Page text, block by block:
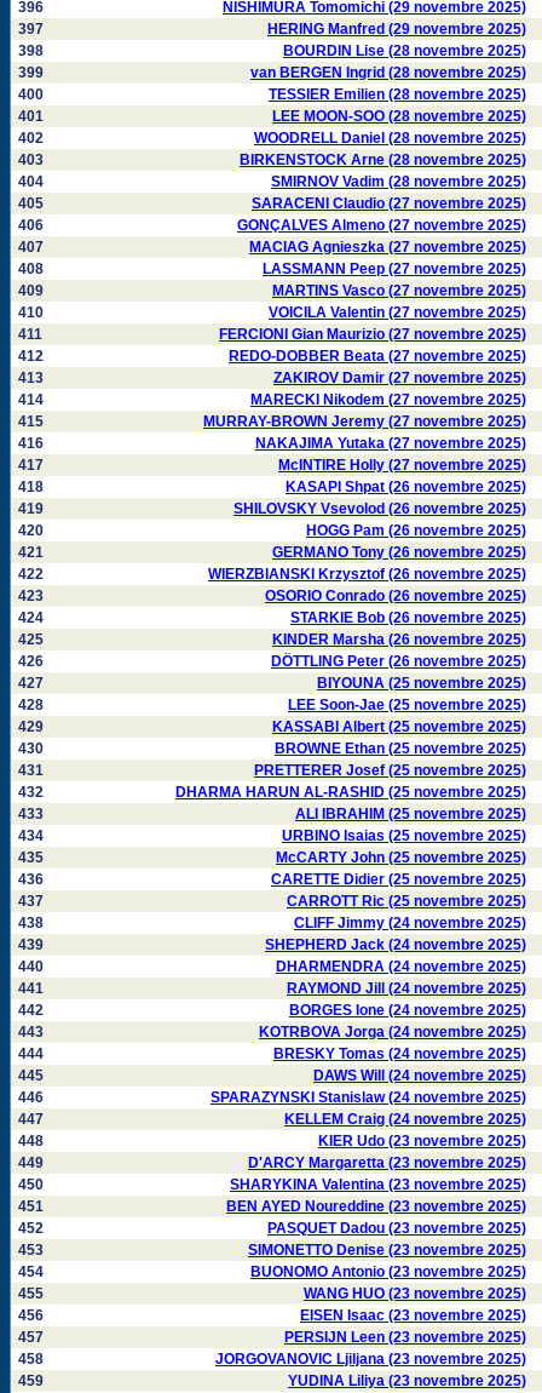
396
NISHIMURA Tomomichi (29 novembre 2025)
397
HERING Manfred (29 novembre 2025)
398
BOURDIN Lise (28 novembre 2025)
399
van BERGEN Ingrid (28 novembre 2025)
400
TESSIER Emilien (28 novembre 2025)
401
LEE MOON-SOO (28 novembre 2025)
402
WOODRELL Daniel (28 novembre 2025)
403
BIRKENSTOCK Arne (28 novembre 2025)
404
SMIRNOV Vadim (28 novembre 2025)
405
SARACENI Claudio (27 novembre 2025)
406
GONÇALVES Almeno (27 novembre 2025)
407
MACIAG Agnieszka (27 novembre 2025)
408
LASSMANN Peep (27 novembre 2025)
409
MARTINS Vasco (27 novembre 2025)
410
VOICILA Valentin (27 novembre 2025)
411
FERCIONI Gian Maurizio (27 novembre 2025)
412
REDO-DOBBER Beata (27 novembre 2025)
413
ZAKIROV Damir (27 novembre 2025)
414
MARECKI Nikodem (27 novembre 2025)
415
MURRAY-BROWN Jeremy (27 novembre 2025)
416
NAKAJIMA Yutaka (27 novembre 2025)
417
McINTIRE Holly (27 novembre 2025)
418
KASAPI Shpat (26 novembre 2025)
419
SHILOVSKY Vsevolod (26 novembre 2025)
420
HOGG Pam (26 novembre 2025)
421
GERMANO Tony (26 novembre 2025)
422
WIERZBIANSKI Krzysztof (26 novembre 2025)
423
OSORIO Conrado (26 novembre 2025)
424
STARKIE Bob (26 novembre 2025)
425
KINDER Marsha (26 novembre 2025)
426
DÖTTLING Peter (26 novembre 2025)
427
BIYOUNA (25 novembre 2025)
428
LEE Soon-Jae (25 novembre 2025)
429
KASSABI Albert (25 novembre 2025)
430
BROWNE Ethan (25 novembre 2025)
431
PRETTERER Josef (25 novembre 2025)
432
DHARMA HARUN AL-RASHID (25 novembre 2025)
433
ALI IBRAHIM (25 novembre 2025)
434
URBINO Isaias (25 novembre 2025)
435
McCARTY John (25 novembre 2025)
436
CARETTE Didier (25 novembre 2025)
437
CARROTT Ric (25 novembre 2025)
438
CLIFF Jimmy (24 novembre 2025)
439
SHEPHERD Jack (24 novembre 2025)
440
DHARMENDRA (24 novembre 2025)
441
RAYMOND Jill (24 novembre 2025)
442
BORGES Ione (24 novembre 2025)
443
KOTRBOVA Jorga (24 novembre 2025)
444
BRESKY Tomas (24 novembre 2025)
445
DAWS Will (24 novembre 2025)
446
SPARAZYNSKI Stanislaw (24 novembre 2025)
447
KELLEM Craig (24 novembre 2025)
448
KIER Udo (23 novembre 2025)
449
D'ARCY Margaretta (23 novembre 2025)
450
SHARYKINA Valentina (23 novembre 2025)
451
BEN AYED Noureddine (23 novembre 2025)
452
PASQUET Dadou (23 novembre 2025)
453
SIMONETTO Denise (23 novembre 2025)
454
BUONOMO Antonio (23 novembre 2025)
455
WANG HUO (23 novembre 2025)
456
EISEN Isaac (23 novembre 2025)
457
PERSIJN Leen (23 novembre 2025)
458
JORGOVANOVIC Ljiljana (23 novembre 2025)
459
YUDINA Liliya (23 novembre 2025)